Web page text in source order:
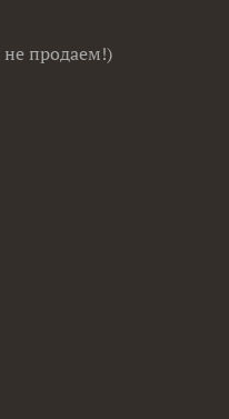
не продаем!)